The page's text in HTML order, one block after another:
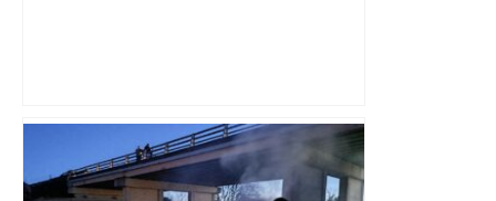
les agriculteurs manifestent malgré les
interdictions